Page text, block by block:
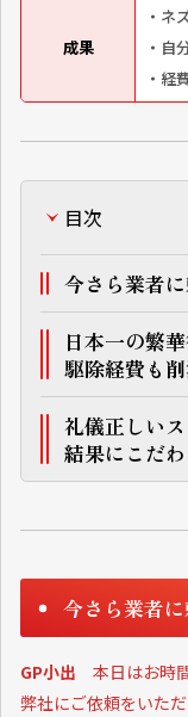
成果
・ネ
・自
・経
目次
今さら業者
日本一の繁
駆除経費も削
礼儀正しい
結果にこだ
今さら業者
GP小出 本日はお時
弊社にご依頼をいた